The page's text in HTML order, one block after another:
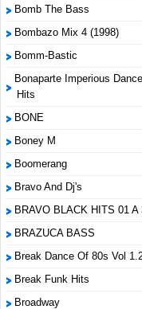
Bomb The Bass
Bombazo Mix 4 (1998)
Bomm-Bastic
Bonaparte Imperious Dance
Hits
BONE
Boney M
Boomerang
Bravo And Dj's
BRAVO BLACK HITS 01 A
BRAZUCA BASS
Break Dance Of 80s Vol
Break Funk Hits
Broadway